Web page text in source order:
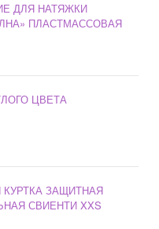
ДЛЯ НАТЯЖКИ
ПЛАСТМАССОВАЯ
ЦВЕТА
КУРТКА ЗАЩИТНАЯ
СВИЕНТИ XXS